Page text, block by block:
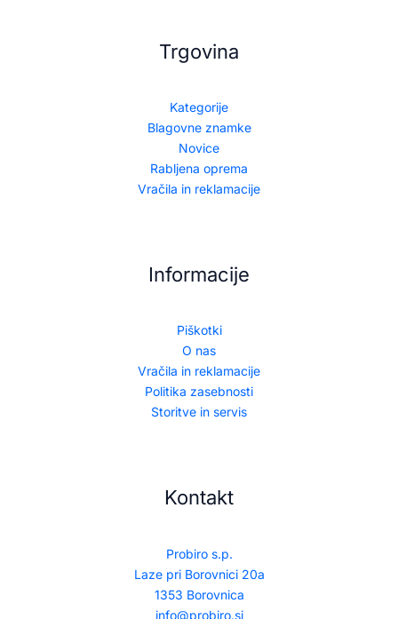
Trgovina
Kategorije
Blagovne znamke
Novice
Rabljena oprema
Vračila in reklamacije
Informacije
Piškotki
O nas
Vračila in reklamacije
Politika zasebnosti
Storitve in servis
Kontakt
Probiro s.p.
Laze pri Borovnici 20a
1353 Borovnica
info@probiro.si